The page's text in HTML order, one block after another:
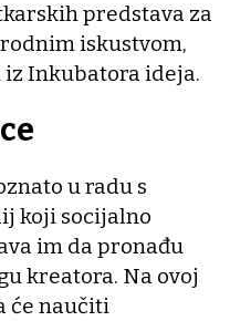
predstava za
iskustvom,
Inkubatora ideja.
u radu s
koji socijalno
im da pronađu
kreatora. Na ovoj
će naučiti